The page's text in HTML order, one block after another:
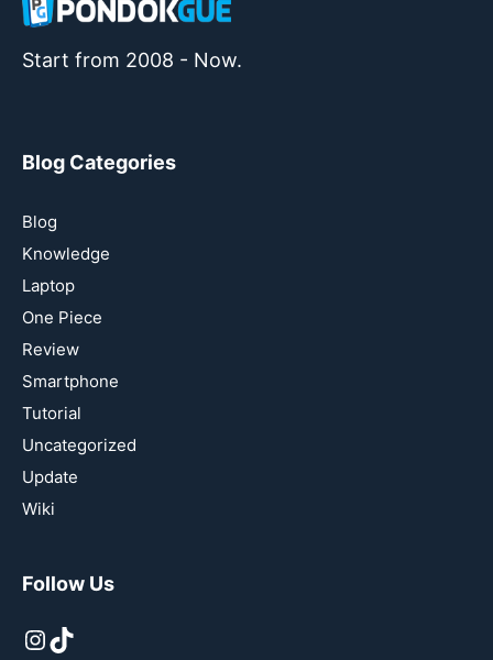
Start from 2008 - Now.
Blog Categories
Blog
Knowledge
Laptop
One Piece
Review
Smartphone
Tutorial
Uncategorized
Update
Wiki
Follow Us
Instagram
TikTok